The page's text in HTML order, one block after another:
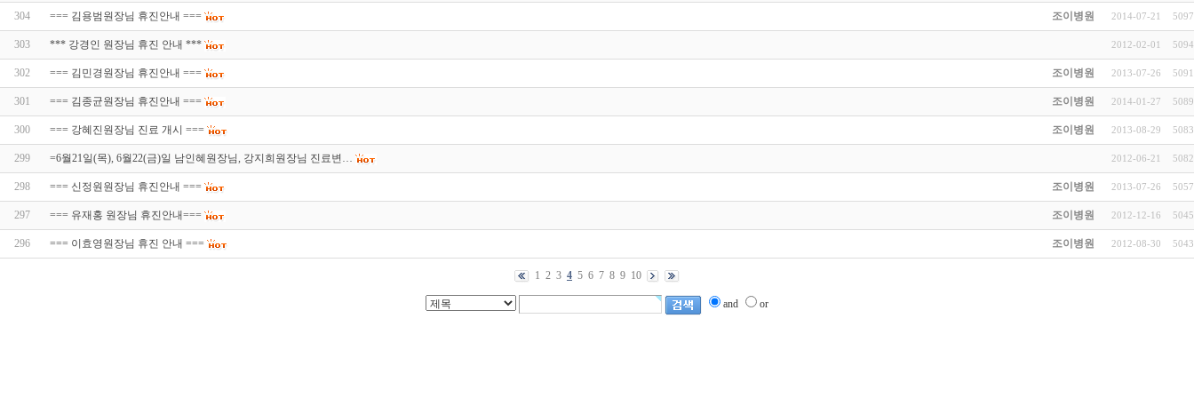
304 === 김용범원장님 휴진안내 === 조이병원 2014-07-21 5097
303 *** 강경인 원장님 휴진 안내 *** 2012-02-01 5094
302 === 김민경원장님 휴진안내 === 조이병원 2013-07-26 5091
301 === 김종균원장님 휴진안내 === 조이병원 2014-01-27 5089
300 === 강혜진원장님 진료 개시 === 조이병원 2013-08-29 5083
299 =6월21일(목), 6월22(금)일 남인혜원장님, 강지희원장님 진료변… 2012-06-21 5082
298 === 신정원원장님 휴진안내 === 조이병원 2013-07-26 5057
297 === 유재홍 원장님 휴진안내=== 조이병원 2012-12-16 5045
296 === 이효영원장님 휴진 안내 === 조이병원 2012-08-30 5043
1 2 3 4 5 6 7 8 9 10
and or